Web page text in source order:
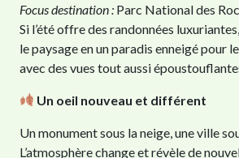
Focus destination : Parc National des
Si l’été offre des randonnées
le paysage en un paradis enneigé pour
avec des vues tout aussi
Un oeil nouveau et différent
Un monument sous la neige, une ville
L’atmosphère change et révèle de